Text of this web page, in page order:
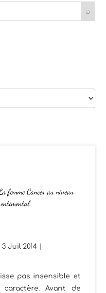
femme Cancer au niveau
3 Juil 2014
pas insensible et
Avant de